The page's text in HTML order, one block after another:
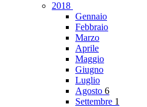
2018
Gennaio
Febbraio
Marzo
Aprile
Maggio
Giugno
Luglio
Agosto 6
Settembre 1